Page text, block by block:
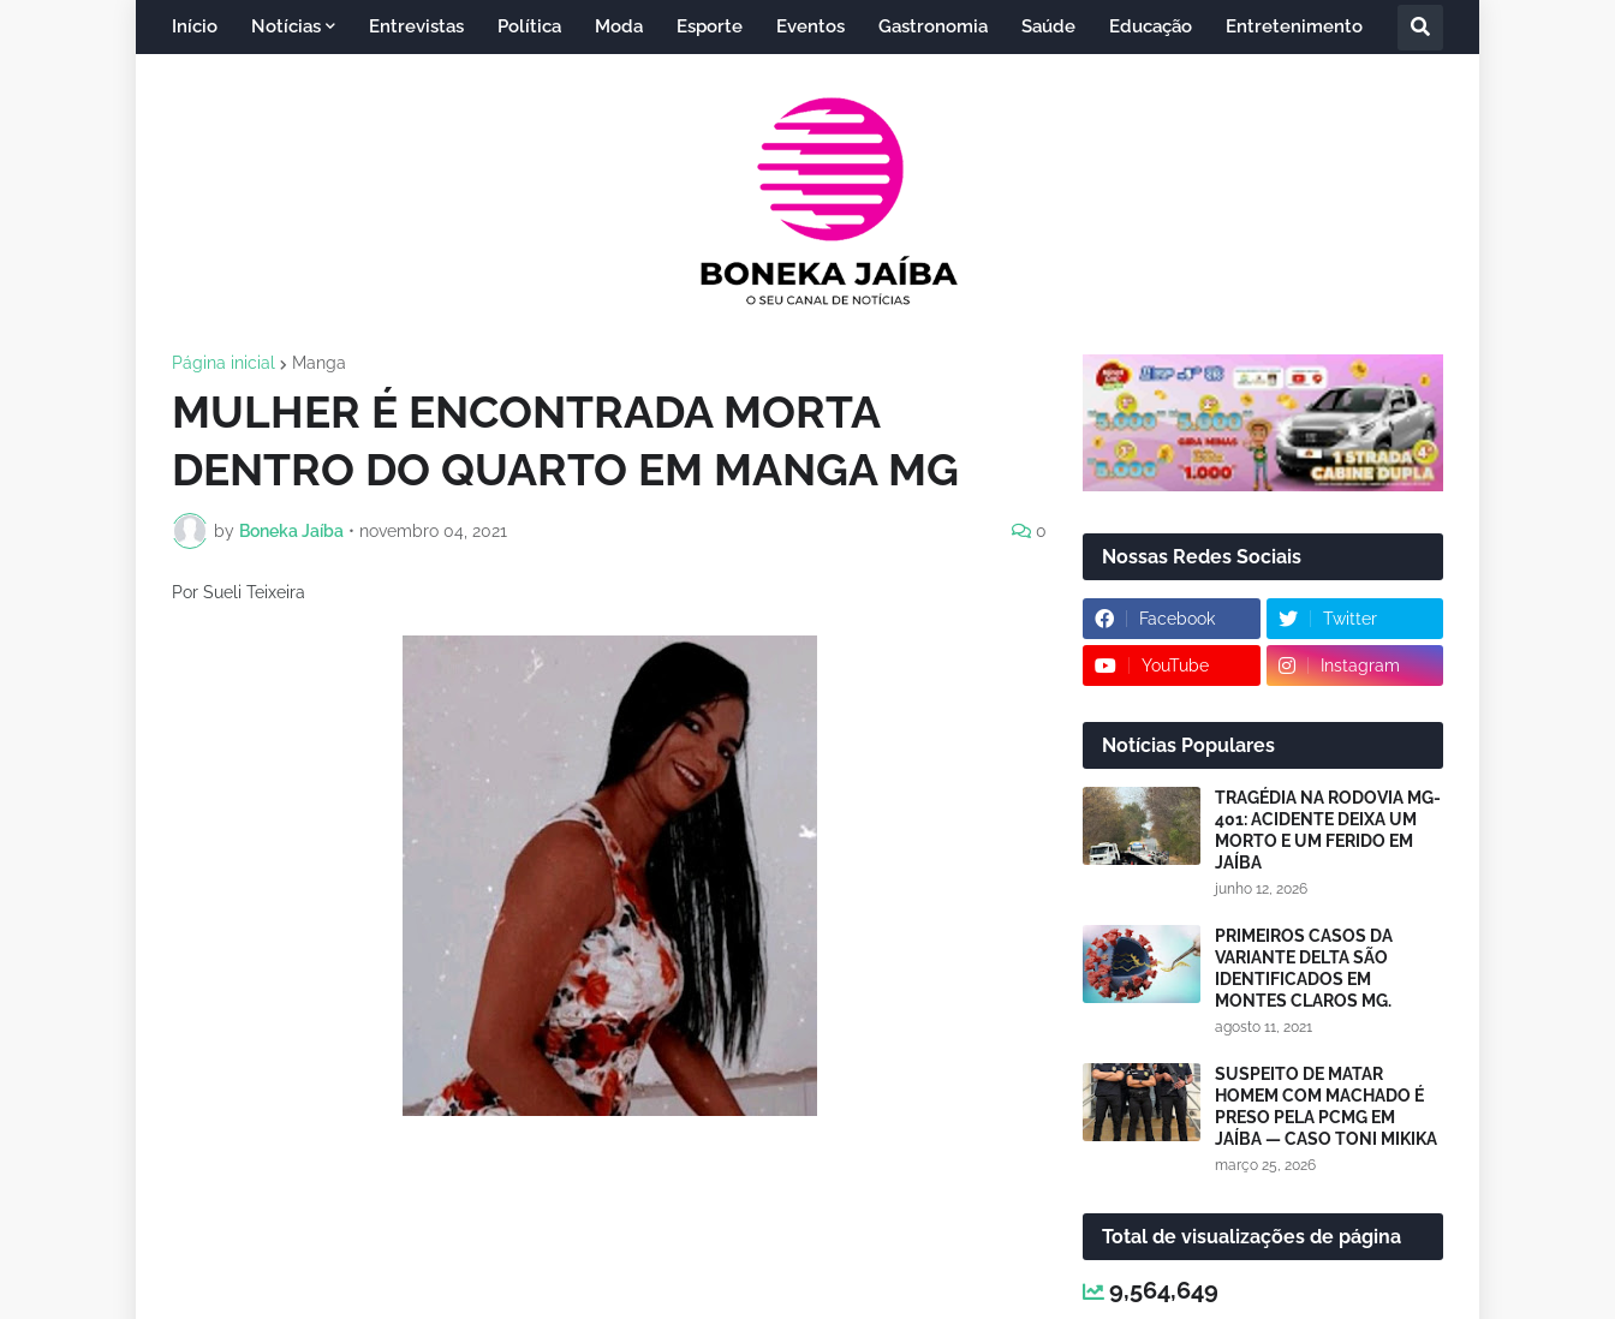
Início Notícias Entrevistas Política Moda Esporte Eventos Gastronomia Saúde Educação Entretenimento
Página inicial Manga
MULHER É ENCONTRADA MORTA
DENTRO DO QUARTO EM MANGA MG
by Boneka Jaíba • novembro 04, 2021 0
Por Sueli Teixeira
Nossas Redes Sociais
Facebook Twitter
YouTube Instagram
Notícias Populares
TRAGÉDIA NA RODOVIA MG-
401: ACIDENTE DEIXA UM
MORTO E UM FERIDO EM
JAÍBA
junho 12, 2026
PRIMEIROS CASOS DA
VARIANTE DELTA SÃO
IDENTIFICADOS EM
MONTES CLAROS MG.
agosto 11, 2021
SUSPEITO DE MATAR
HOMEM COM MACHADO É
PRESO PELA PCMG EM
JAÍBA — CASO TONI MIKIKA
março 25, 2026
Total de visualizações de página
9,564,649